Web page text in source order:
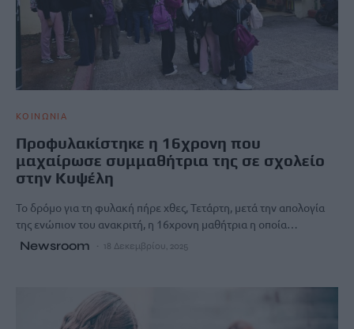
ΚΟΙΝΩΝΙΑ
Προφυλακίστηκε η 16χρονη που
μαχαίρωσε συμμαθήτρια της σε σχολείο
στην Κυψέλη
Το δρόμο για τη φυλακή πήρε χθες, Τετάρτη, μετά την απολογία
της ενώπιον του ανακριτή, η 16χρονη μαθήτρια η οποία…
Newsroom 18 Δεκεμβρίου, 2025